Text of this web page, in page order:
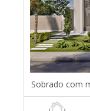
Sobrado com